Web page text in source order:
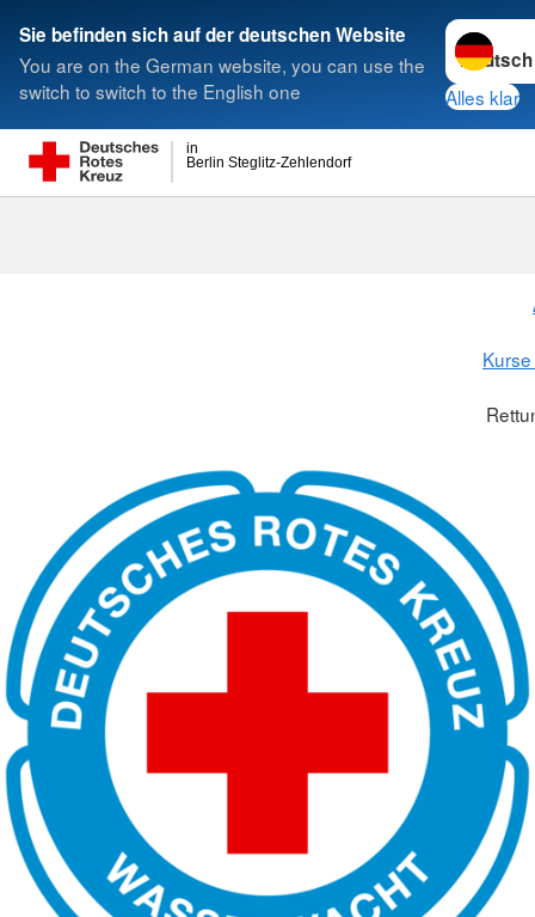
Sie befinden sich auf der deutschen Website
You are on the German website, you can use the
switch to switch to the English one
Sprache
Alles klar
Berlin Steglitz-Zehlendorf
in
Suche